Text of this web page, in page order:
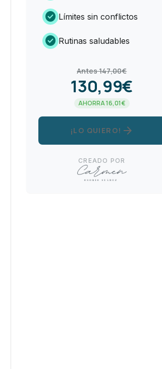
check_circle Límites sin conflictos
check_circle Rutinas saludables
Antes 147,00€
130,99€
AHORRA 16,01€
¡LO QUIERO! arrow_forward
CREADO POR